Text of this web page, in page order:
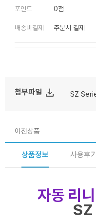
포인트 0점
배송비결제 주문시 결제
첨부파일 file_download SZ
이전상품
상품정보 사용후기
자동 리